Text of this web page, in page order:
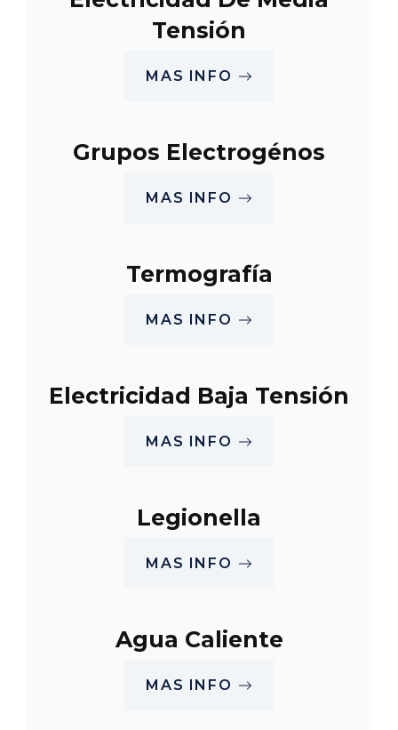
Tensión
MAS INFO
Grupos Electrogénos
MAS INFO
Termografía
MAS INFO
Electricidad Baja Tensión
MAS INFO
Legionella
MAS INFO
Agua Caliente
MAS INFO